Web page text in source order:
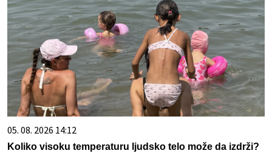
05. 08. 2026 14:12
Koliko visoku temperaturu ljudsko telo može da izdrži?